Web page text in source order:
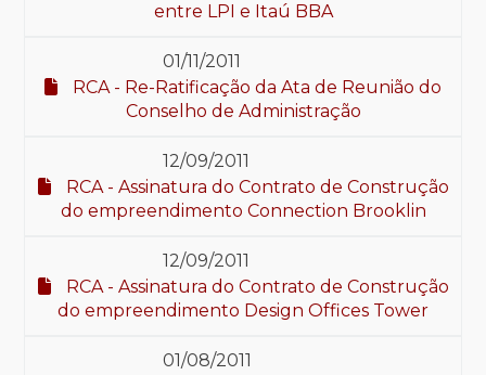
entre LPI e Itaú BBA
01/11/2011
RCA - Re-Ratificação da Ata de Reunião do
Conselho de Administração
12/09/2011
RCA - Assinatura do Contrato de Construção
do empreendimento Connection Brooklin
12/09/2011
RCA - Assinatura do Contrato de Construção
do empreendimento Design Offices Tower
01/08/2011